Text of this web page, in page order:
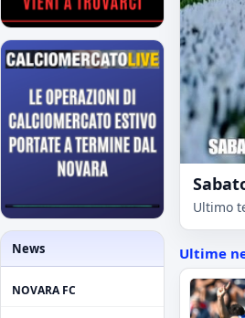
News
NOVARA FC
Ultimo
Ultime